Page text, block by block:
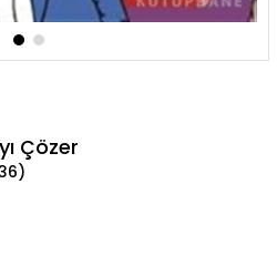
Çözer